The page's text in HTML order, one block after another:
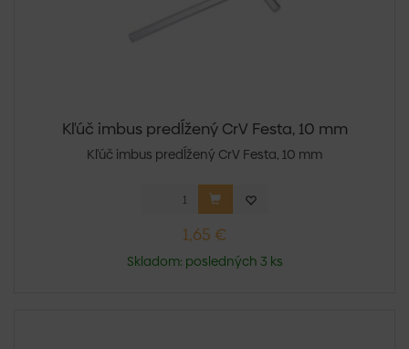
Kľúč imbus predĺžený CrV Festa, 10 mm
Kľúč imbus predĺžený CrV Festa, 10 mm
1,65 €
Skladom: posledných 3 ks